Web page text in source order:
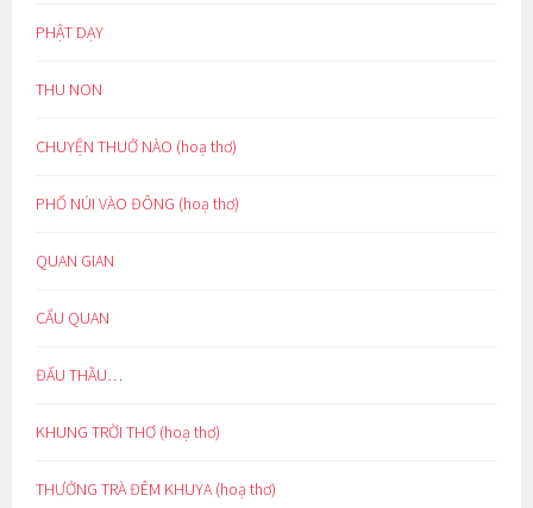
PHẬT DẠY
THU NON
CHUYỆN THUỞ NÀO (hoạ thơ)
PHỐ NÚI VÀO ĐÔNG (hoạ thơ)
QUAN GIAN
CẨU QUAN
ĐẤU THẦU…
KHUNG TRỜI THƠ (hoạ thơ)
THƯỞNG TRÀ ĐÊM KHUYA (hoạ thơ)